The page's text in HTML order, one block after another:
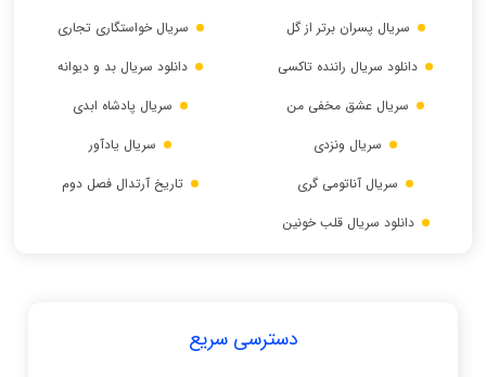
سریال پسران برتر از گل
دانلود سریال راننده تاکسی
سریال عشق مخفی من
سریال ونزدی
سریال آناتومی گری
دانلود سریال قلب خونین
سریال خواستگاری تجاری
دانلود سریال بد و دیوانه
سریال پادشاه ابدی
سریال یادآور
تاریخ آرتدال فصل دوم
دسترسی سریع